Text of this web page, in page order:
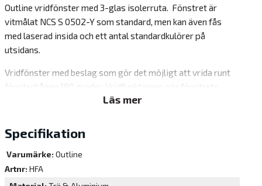
Outline vridfönster med 3-glas isolerruta. Fönstret är
vitmålat NCS S 0502-Y som standard, men kan även fås
med laserad insida och ett antal standardkulörer på
utsidans.
Vridfönster med beslag som gör det möjligt att vrida runt
fönsterbågen 180 grader. Vridfunktionen gör fönstrets
utsida lättillgängligt för putsning inifrån. Fönstret
att öppnas. Beslaget är även utformat för att kunna hålla
bågen öppen i ett fast vädringsläge.
Garanti
Läs mer
Specifikation
Varumärke: Outline
Artnr: HFA